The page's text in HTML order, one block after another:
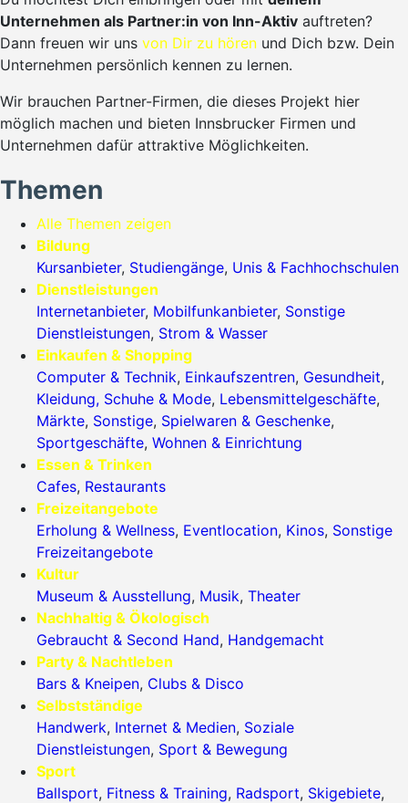
Unternehmen als Partner:in von Inn-Aktiv auftreten?
Dann freuen wir uns von Dir zu hören und Dich bzw. Dein
Unternehmen persönlich kennen zu lernen.
Wir brauchen Partner-Firmen, die dieses Projekt hier
möglich machen und bieten Innsbrucker Firmen und
Unternehmen dafür attraktive Möglichkeiten.
Themen
Alle Themen zeigen
Bildung
Kursanbieter, Studiengänge, Unis & Fachhochschulen
Dienstleistungen
Internetanbieter, Mobilfunkanbieter, Sonstige
Dienstleistungen, Strom & Wasser
Einkaufen & Shopping
Computer & Technik, Einkaufszentren, Gesundheit,
Kleidung, Schuhe & Mode, Lebensmittelgeschäfte,
Märkte, Sonstige, Spielwaren & Geschenke,
Sportgeschäfte, Wohnen & Einrichtung
Essen & Trinken
Cafes, Restaurants
Freizeitangebote
Erholung & Wellness, Eventlocation, Kinos, Sonstige
Freizeitangebote
Kultur
Museum & Ausstellung, Musik, Theater
Nachhaltig & Ökologisch
Gebraucht & Second Hand, Handgemacht
Party & Nachtleben
Bars & Kneipen, Clubs & Disco
Selbstständige
Handwerk, Internet & Medien, Soziale
Dienstleistungen, Sport & Bewegung
Sport
Ballsport, Fitness & Training, Radsport, Skigebiete,